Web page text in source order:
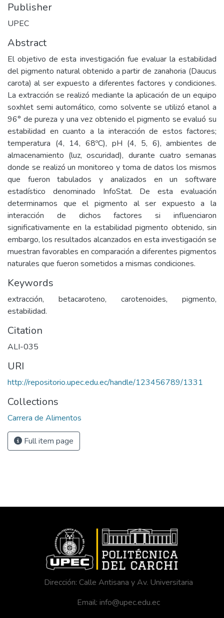
Publisher
UPEC
Abstract
El objetivo de esta investigación fue evaluar la estabilidad
del pigmento natural obtenido a partir de zanahoria (Daucus
carota) al ser expuesto a diferentes factores y condiciones.
La extracción se realizó mediante la aplicación de un equipo
soxhlet semi automático, como solvente se utilizó etanol a
96° de pureza y una vez obtenido el pigmento se evaluó su
estabilidad en cuanto a la interacción de estos factores;
temperatura (4, 14, 68ºC), pH (4, 5, 6), ambientes de
almacenamiento (luz, oscuridad), durante cuatro semanas
donde se realizó un monitoreo y toma de datos los mismos
que fueron tabulados y analizados en un software
estadístico denominado InfoStat. De esta evaluación
determinamos que el pigmento al ser expuesto a la
interacción de dichos factores si influenciaron
significativamente en la estabilidad pigmento obtenido, sin
embargo, los resultados alcanzados en esta investigación se
muestran favorables en comparación a diferentes pigmentos
naturales que fueron sometidos a mismas condiciones.
Keywords
extracción, betacaroteno, carotenoides, pigmento,
estabilidad.
Citation
ALI-035
URI
http://repositorio.upec.edu.ec/handle/123456789/1331
Collections
Carrera de Alimentos
Full item page
Dirección: Calle Antisana y Av. Universitaria
Email: info@upec.edu.ec